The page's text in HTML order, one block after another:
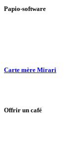
Papio-software
Carte mère Mirari
Offrir un café